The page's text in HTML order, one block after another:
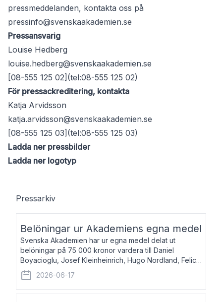
pressmeddelanden, kontakta oss på
pressinfo@svenskaakademien.se
Pressansvarig
Louise Hedberg
louise.hedberg@svenskaakademien.se
[08-555 125 02](tel:08-555 125 02)
För pressackreditering, kontakta
Katja Arvidsson
katja.arvidsson@svenskaakademien.se
[08-555 125 03](tel:08-555 125 03)
Ladda ner pressbilder
Ladda ner logotyp
Pressarkiv
Belöningar ur Akademiens egna medel
Svenska Akademien har ur egna medel delat ut
belöningar på 75 000 kronor vardera till Daniel
Boyacioglu, Josef Kleinheinrich, Hugo Nordland, Felicia
Stenroth och Svante Strandberg. Daniel Boyacioglu,
född 1981, är poet och scenartist. Josef
2026-06-17